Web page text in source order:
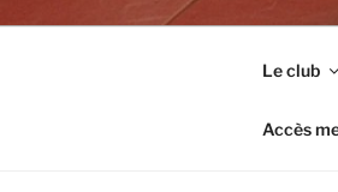
Le club
Accès